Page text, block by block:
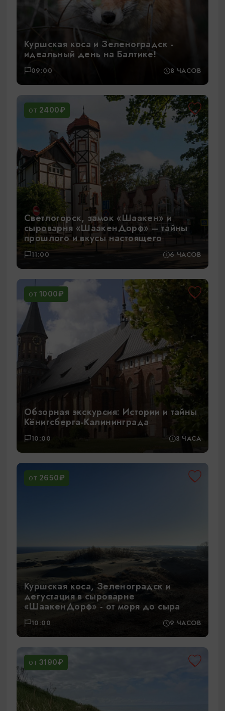
Куршская коса и Зеленоградск -
идеальный день на Балтике!
09:00 8 ЧАСОВ
ОТ 2400₽
Светлогорск, замок «Шаакен» и
сыроварня «ШаакенДорф» – тайны
прошлого и вкусы настоящего
11:00 6 ЧАСОВ
ОТ 1000₽
Обзорная экскурсия: Истории и тайны
Кёнигсберга-Калининграда
10:00 3 ЧАСА
ОТ 2650₽
Куршская коса, Зеленоградск и
дегустация в сыроварне
«ШаакенДорф» - от моря до сыра
10:00 9 ЧАСОВ
ОТ 3190₽